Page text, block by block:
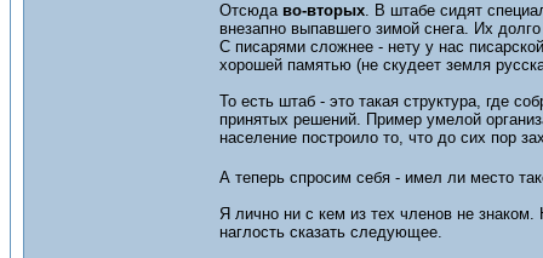
Отсюда во-вторых. В штабе сидят
внезапно выпавшего зимой снега. Их
С писарями сложнее - нету у нас
хорошей памятью (не скудеет земля
То есть штаб - это такая структура, где
принятых решений. Пример умелой
население построило то, что до сих пор
А теперь спросим себя - имел ли место
Я лично ни с кем из тех членов не
наглость сказать следующее.